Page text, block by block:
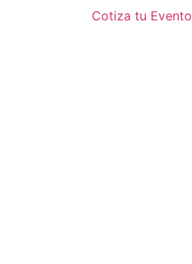
Cotiza tu Evento